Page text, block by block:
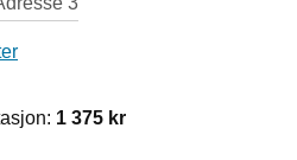
1 375 kr